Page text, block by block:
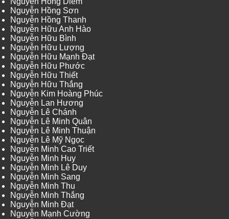
Nguyễn Hồng Sơn
Nguyễn Hồng Thanh
Nguyễn Hữu Anh Hào
Nguyễn Hữu Bình
Nguyễn Hữu Lượng
Nguyễn Hữu Mạnh Đạt
Nguyễn Hữu Phước
Nguyễn Hữu Thiết
Nguyễn Hữu Thắng
Nguyễn Kim Hoàng Phúc
Nguyễn Lan Hương
Nguyễn Lê Chánh
Nguyễn Lê Minh Quân
Nguyễn Lê Minh Thuận
Nguyễn Lê Mỹ Ngọc
Nguyễn Minh Cao Triết
Nguyễn Minh Huy
Nguyễn Minh Lê Duy
Nguyễn Minh Sang
Nguyễn Minh Thu
Nguyễn Minh Thắng
Nguyễn Minh Đạt
Nguyễn Mạnh Cường